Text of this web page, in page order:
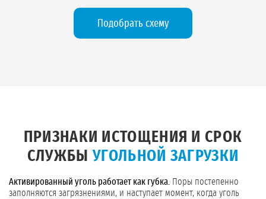
Подобрать схему
ПРИЗНАКИ ИСТОЩЕНИЯ И СРОК
СЛУЖБЫ УГОЛЬНОЙ ЗАГРУЗКИ
Активированный уголь работает как губка. Поры постепенно
заполняются загрязнениями, и наступает момент, когда уголь